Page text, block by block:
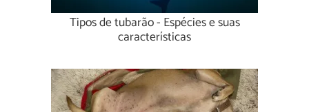
Tipos de tubarão - Espécies e suas
características